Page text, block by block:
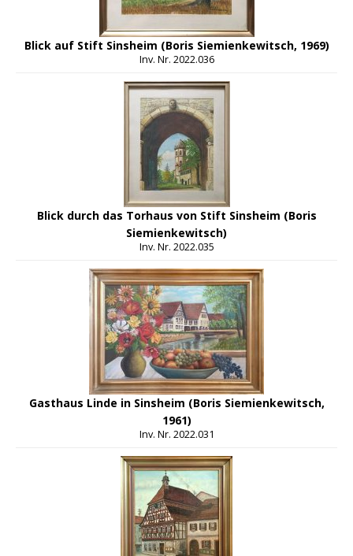
Blick auf Stift Sinsheim (Boris Siemienkewitsch, 1969)
Inv. Nr. 2022.036
Blick durch das Torhaus von Stift Sinsheim (Boris
Siemienkewitsch)
Inv. Nr. 2022.035
Gasthaus Linde in Sinsheim (Boris Siemienkewitsch,
1961)
Inv. Nr. 2022.031